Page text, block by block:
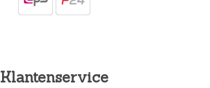
Klantenservice